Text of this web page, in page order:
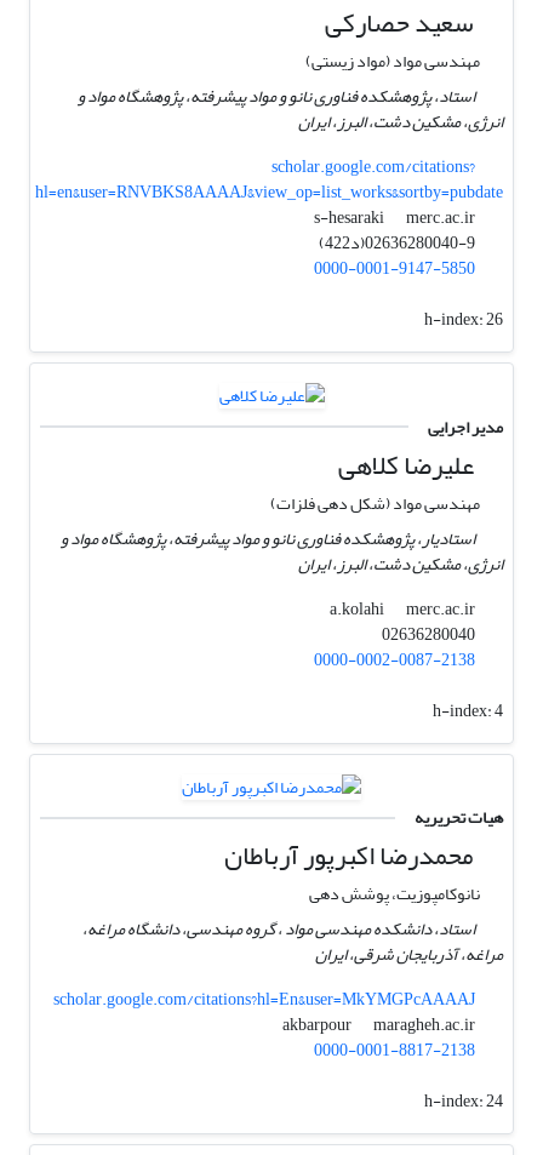
سعید حصارکی
مهندسی مواد (مواد زیستی)
استاد، پژوهشکده فناوری نانو و مواد پیشرفته، پژوهشگاه مواد و
انرژی، مشکین دشت، البرز، ایران
scholar.google.com/citations?
hl=en&user=RNVBKS8AAAAJ&view_op=list_works&sortby=pubdate
s-hesaraki
merc.ac.ir
02636280040-9(د422)
0000-0001-9147-5850
h-index:26
مدیر اجرایی
علیرضا کلاهی
مهندسی مواد (شکل دهی فلزات)
استادیار، پژوهشکده فناوری نانو و مواد پیشرفته، پژوهشگاه مواد و
انرژی، مشکین دشت، البرز، ایران
a.kolahi
merc.ac.ir
02636280040
0000-0002-0087-2138
h-index:4
هیات تحریریه
محمدرضا اکبرپور آرباطان
نانوکامپوزیت، پوشش دهی
استاد، دانشکده مهندسی مواد ، گروه مهندسی، دانشگاه مراغه،
مراغه، آذربایجان شرقی، ایران
scholar.google.com/citations?hl=En&user=MkYMGPcAAAAJ
akbarpour
maragheh.ac.ir
0000-0001-8817-2138
h-index:24